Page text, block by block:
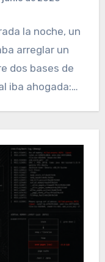
la noche, un
arreglar un
dos bases de
iba ahogada:…